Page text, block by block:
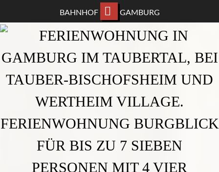
ZUM
HAUPTINHALT
WECHSELN
BAHNHOF GAMBURG